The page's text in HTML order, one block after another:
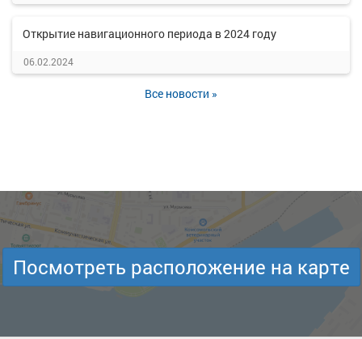
Открытие навигационного периода в 2024 году
06.02.2024
Все новости »
Посмотреть расположение на карте